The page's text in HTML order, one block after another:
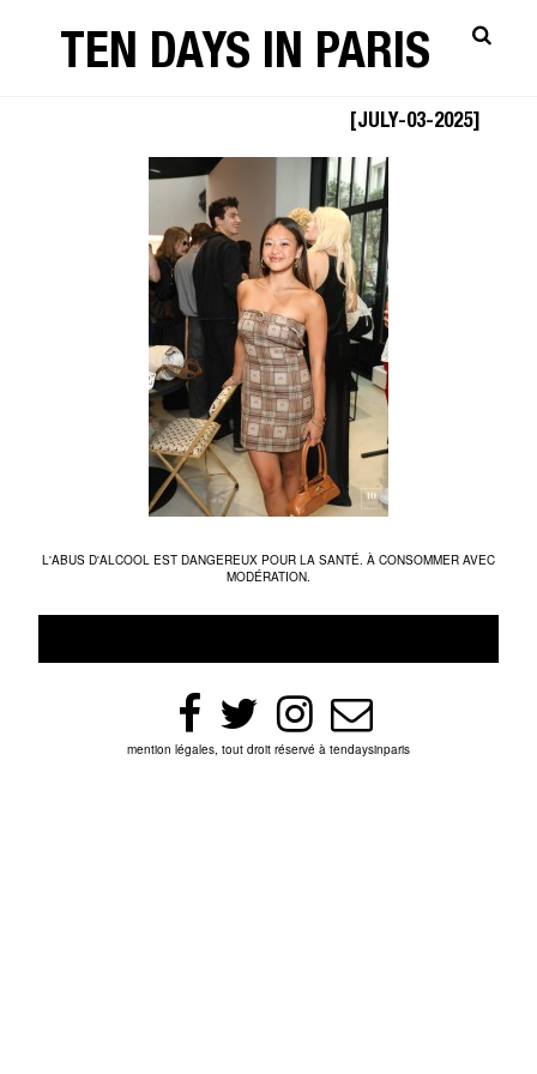
TEN DAYS IN PARIS
[JULY-03-2025]
L'ABUS D'ALCOOL EST DANGEREUX POUR LA SANTÉ. À CONSOMMER AVEC
MODÉRATION.
mention légales, tout droit réservé à tendaysinparis